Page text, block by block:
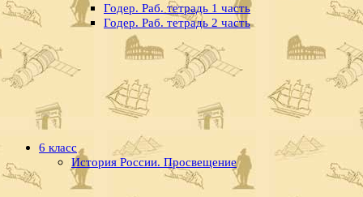
Годер. Раб. тетрадь 1 часть
Годер. Раб. тетрадь 2 часть
6 класс
История России. Просвещение